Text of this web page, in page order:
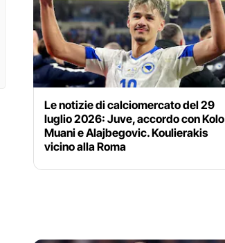
Le notizie di calciomercato del 29
luglio 2026: Juve, accordo con Kolo
Muani e Alajbegovic. Koulierakis
vicino alla Roma